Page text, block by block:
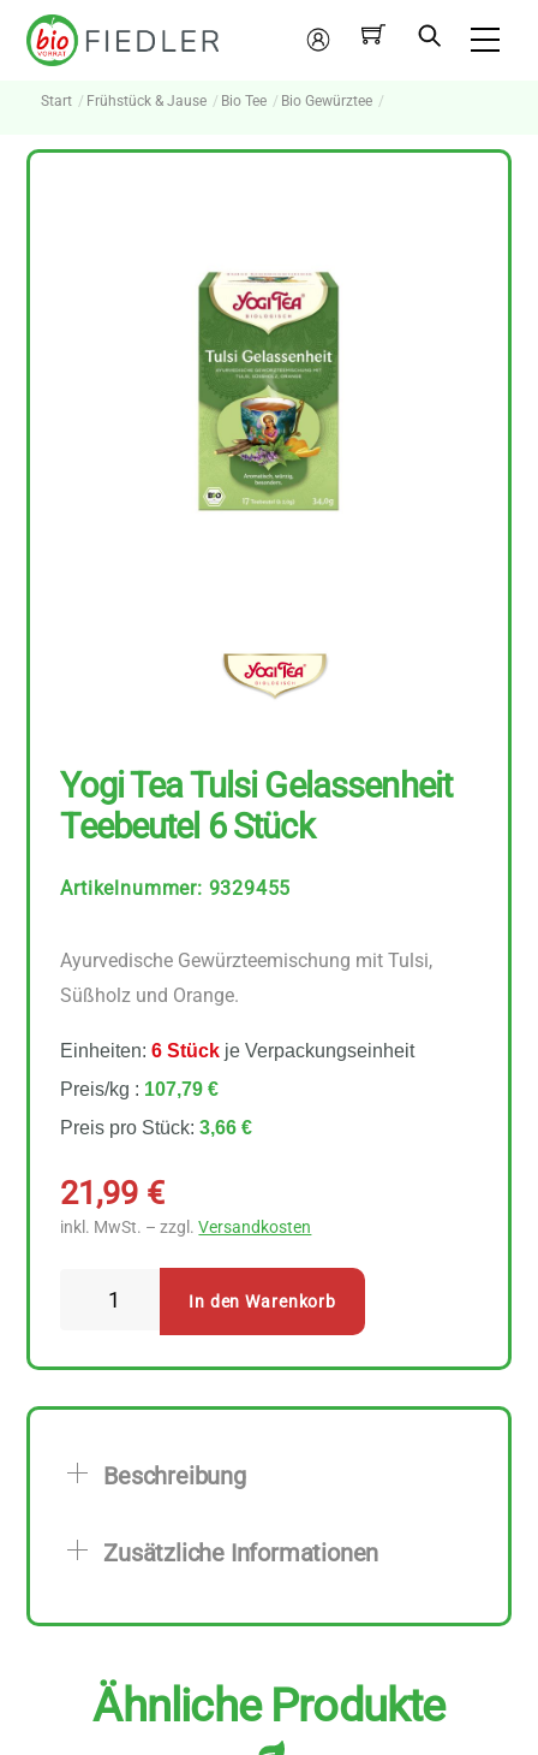
Skip
Mein
Konto
Start Frühstück & Jause Bio Tee Bio Gewürztee
Yogi Tea Tulsi Gelassenheit
Teebeutel 6 Stück
Artikelnummer: 9329455
Ayurvedische Gewürzteemischung mit Tulsi,
Süßholz und Orange.
Einheiten:6 Stück je Verpackungseinheit
Preis/kg : 107,79 €
Preis pro Stück:3,66 €
21,99 €
inkl. MwSt. – zzgl.Versandkosten
In den Warenkorb
Beschreibung
Zusätzliche Informationen
Ähnliche Produkte